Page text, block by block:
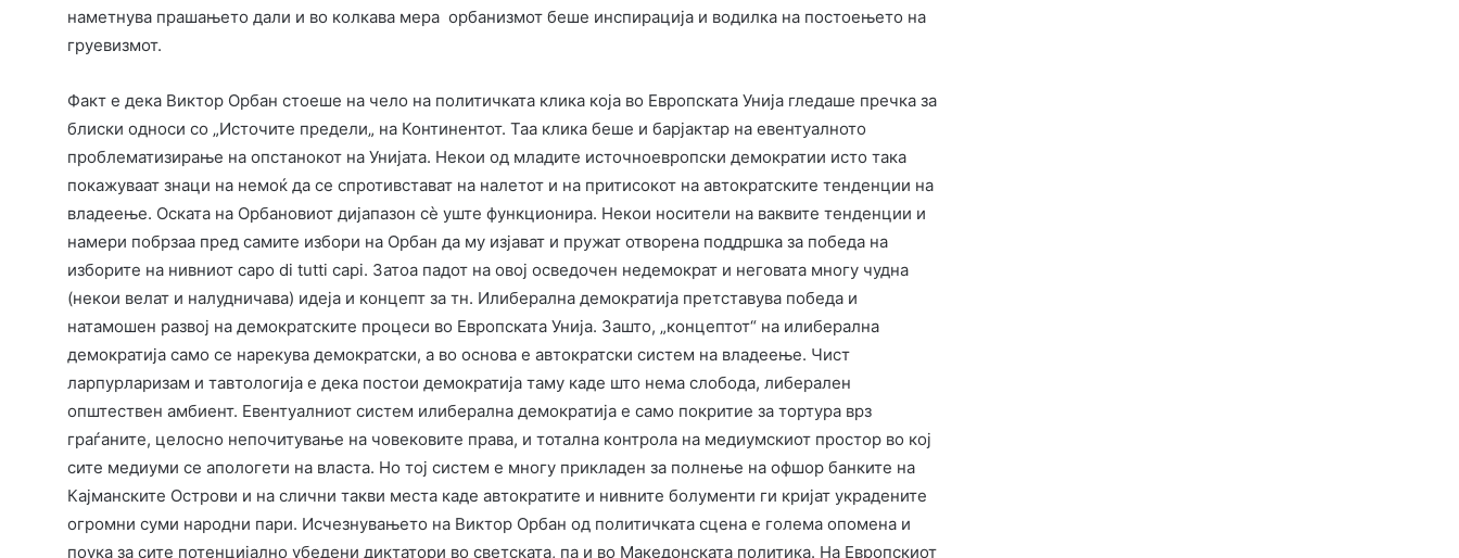
наметнува прашањето дали и во колкава мера орбанизмот беше инспирација и водилка на постоењето на
груевизмот.
Факт е дека Виктор Орбан стоеше на чело на политичката клика која во Европската Унија гледаше пречка за
блиски односи со „Источите предели„ на Континентот. Таа клика беше и барјактар на евентуалното
проблематизирање на опстанокот на Унијата. Некои од младите источноевропски демократии исто така
покажуваат знаци на немоќ да се спротивстават на налетот и на притисокот на автократските тенденции на
владеење. Оската на Орбановиот дијапазон сè уште функционира. Некои носители на ваквите тенденции и
намери побрзаа пред самите избори на Орбан да му изјават и пружат отворена поддршка за победа на
изборите на нивниот capo di tutti capi. Затоа падот на овој осведочен недемократ и неговата многу чудна
(некои велат и налудничава) идеја и концепт за тн. Илиберална демократија претставува победа и
натамошен развој на демократските процеси во Европската Унија. Зашто, „концептот“ на илиберална
демократија само се нарекува демократски, а во основа е автократски систем на владеење. Чист
ларпурларизам и тавтологија е дека постои демократија таму каде што нема слобода, либерален
општествен амбиент. Евентуалниот систем илиберална демократија е само покритие за тортура врз
граѓаните, целосно непочитување на човековите права, и тотална контрола на медиумскиот простор во кој
сите медиуми се апологети на власта. Но тој систем е многу прикладен за полнење на офшор банките на
Кајманските Острови и на слични такви места каде автократите и нивните болументи ги кријат украдените
огромни суми народни пари. Исчезнувањето на Виктор Орбан од политичката сцена е голема опомена и
поука за сите потенцијално убедени диктатори во светската, па и во Македонската политика. На Европскиот